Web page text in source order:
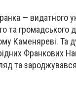
— видатного
громадського
Каменяреві. Та
Франкових
та зароджувався